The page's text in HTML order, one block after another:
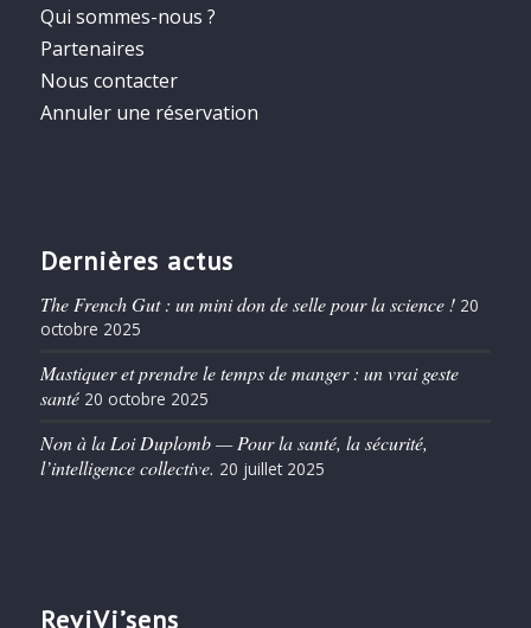
Qui sommes-nous ?
Partenaires
Nous contacter
Annuler une réservation
Dernières actus
The French Gut : un mini don de selle pour la science ! 20
octobre 2025
Mastiquer et prendre le temps de manger : un vrai geste
santé 20 octobre 2025
Non à la Loi Duplomb — Pour la santé, la sécurité,
l’intelligence collective. 20 juillet 2025
ReviVi’sens